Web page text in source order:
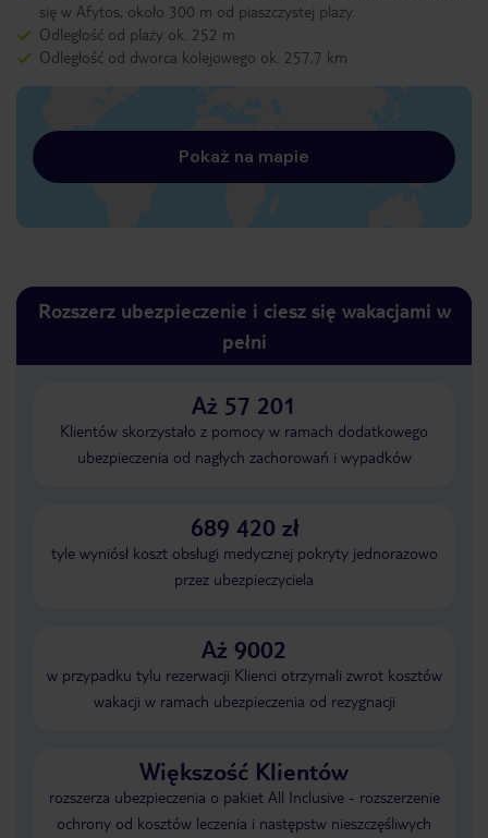
się w Afytos, około 300 m od piaszczystej plaży.
Odległość od plaży ok. 252 m
Odległość od dworca kolejowego ok. 257,7 km
Pokaż na mapie
Rozszerz ubezpieczenie i ciesz się wakacjami w
pełni
Aż 57 201
Klientów skorzystało z pomocy w ramach dodatkowego
ubezpieczenia od nagłych zachorowań i wypadków
689 420 zł
tyle wyniósł koszt obsługi medycznej pokryty jednorazowo
przez ubezpieczyciela
Aż 9002
w przypadku tylu rezerwacji Klienci otrzymali zwrot kosztów
wakacji w ramach ubezpieczenia od rezygnacji
Większość Klientów
rozszerza ubezpieczenia o pakiet All Inclusive - rozszerzenie
ochrony od kosztów leczenia i następstw nieszczęśliwych